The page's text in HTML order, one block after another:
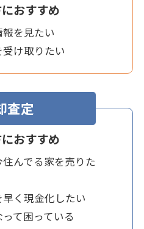
おすすめ
報を見たい
受け取りたい
査定
おすすめ
早く現金化したい
って困っている